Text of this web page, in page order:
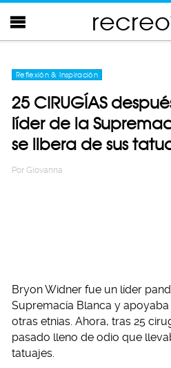
recreo
Reflexión & Inspiración
25 CIRUGÍAS
líder de la
se libera de sus
Por Giovanna
Bryon Widner fue un líder
Supremacía Blanca y
otras etnias. Ahora, tras 25
pasado lleno de odio que
tatuajes.